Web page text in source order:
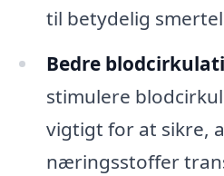
til betydelig
Bedre
stimulere
vigtigt for at sikre,
næringsstoffer